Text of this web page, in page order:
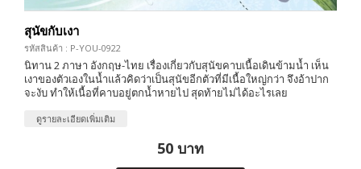
สุนัขกับเงา
รหัสสินค้า : P-YOU-0922
นิทาน 2 ภาษา อังกฤษ-ไทย เรื่องเกี่ยวกับสุนัขคาบเนื้อเดินข้ามน้ำ เห็น
เงาของตัวเองในน้ำแล้วคิดว่าเป็นสุนัขอีกตัวที่มีเนื้อใหญ่กว่า จึงอ้าปาก
จะงับ ทำให้เนื้อที่คาบอยู่ตกน้ำหายไป สุดท้ายไม่ได้อะไรเลย
ดูรายละเอียดเพิ่มเติม
50 บาท